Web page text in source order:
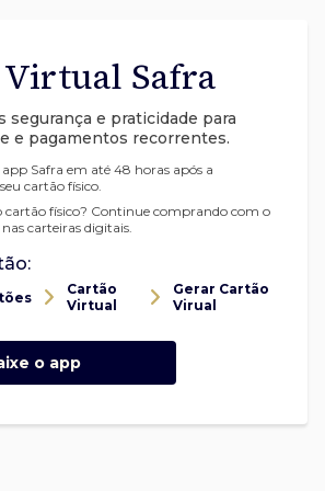
Safra
segurança e praticidade para
e pagamentos recorrentes.
Safra em até 48 horas após a
cartão físico.
cartão físico? Continue comprando com o
carteiras digitais.
Cartão
Virtual
Gerar Cartão
Virual
o app